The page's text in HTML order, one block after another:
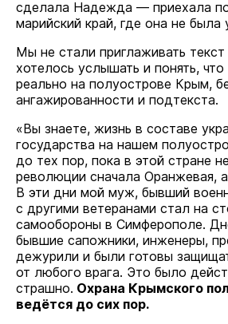
сделала Надежда — приехала
марийский край, где она не была
Мы не стали приглаживать
хотелось услышать и понять,
реально на полуострове Крым,
ангажированности и подтекста.
«Вы знаете, жизнь в составе
государства на нашем
до тех пор, пока в этой стране
революции сначала Оранжевая,
В эти дни мой муж, бывший
с другими ветеранами стал на
самообороны в Симферополе.
бывшие сапожники, инженеры,
дежурили и были готовы
от любого врага. Это было
страшно. Охрана Крымского
ведётся до сих пор.